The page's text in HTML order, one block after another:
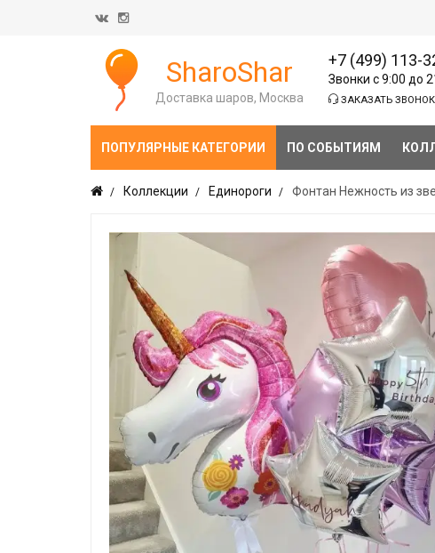
SharoShar
Доставка шаров, Москва
+7 (499) 113-
Звонки с 9:00 до
ЗАКАЗАТЬ ЗВОНОК
ПОПУЛЯРНЫЕ КАТЕГОРИИ ПО СОБЫТИЯМ
Коллекции Единороги Фонтан Нежность из